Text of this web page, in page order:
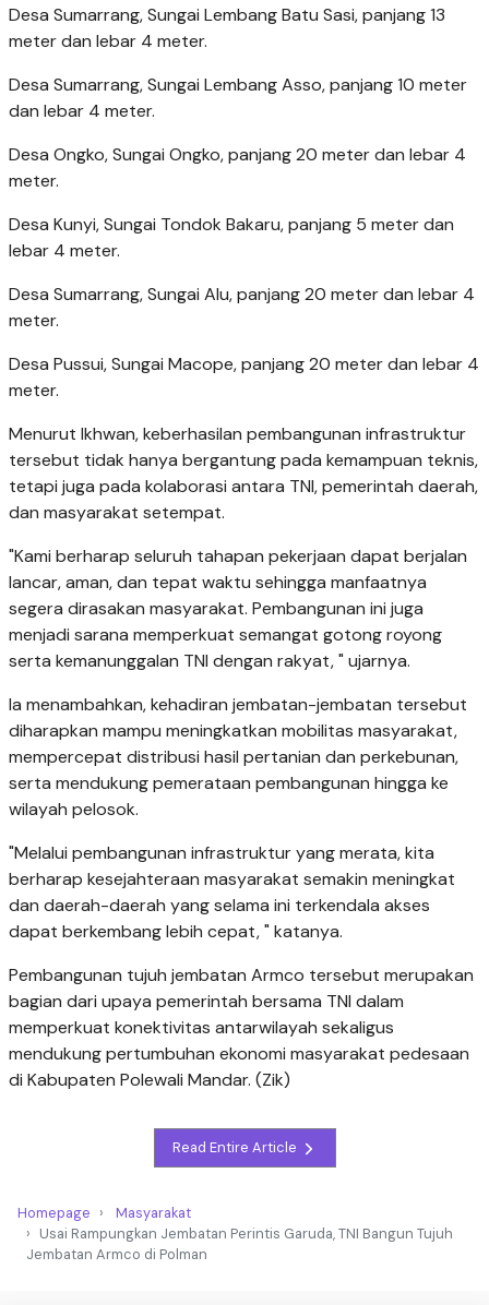
Desa Sumarrang, Sungai Lembang Batu Sasi, panjang 13
meter dan lebar 4 meter.
Desa Sumarrang, Sungai Lembang Asso, panjang 10 meter
dan lebar 4 meter.
Desa Ongko, Sungai Ongko, panjang 20 meter dan lebar 4
meter.
Desa Kunyi, Sungai Tondok Bakaru, panjang 5 meter dan
lebar 4 meter.
Desa Sumarrang, Sungai Alu, panjang 20 meter dan lebar 4
meter.
Desa Pussui, Sungai Macope, panjang 20 meter dan lebar 4
meter.
Menurut Ikhwan, keberhasilan pembangunan infrastruktur
tersebut tidak hanya bergantung pada kemampuan teknis,
tetapi juga pada kolaborasi antara TNI, pemerintah daerah,
dan masyarakat setempat.
"Kami berharap seluruh tahapan pekerjaan dapat berjalan
lancar, aman, dan tepat waktu sehingga manfaatnya
segera dirasakan masyarakat. Pembangunan ini juga
menjadi sarana memperkuat semangat gotong royong
serta kemanunggalan TNI dengan rakyat, " ujarnya.
Ia menambahkan, kehadiran jembatan-jembatan tersebut
diharapkan mampu meningkatkan mobilitas masyarakat,
mempercepat distribusi hasil pertanian dan perkebunan,
serta mendukung pemerataan pembangunan hingga ke
wilayah pelosok.
"Melalui pembangunan infrastruktur yang merata, kita
berharap kesejahteraan masyarakat semakin meningkat
dan daerah-daerah yang selama ini terkendala akses
dapat berkembang lebih cepat, " katanya.
Pembangunan tujuh jembatan Armco tersebut merupakan
bagian dari upaya pemerintah bersama TNI dalam
memperkuat konektivitas antarwilayah sekaligus
mendukung pertumbuhan ekonomi masyarakat pedesaan
di Kabupaten Polewali Mandar. (Zik)
Read Entire Article
Homepage
Masyarakat
Usai Rampungkan Jembatan Perintis Garuda, TNI Bangun Tujuh
Jembatan Armco di Polman